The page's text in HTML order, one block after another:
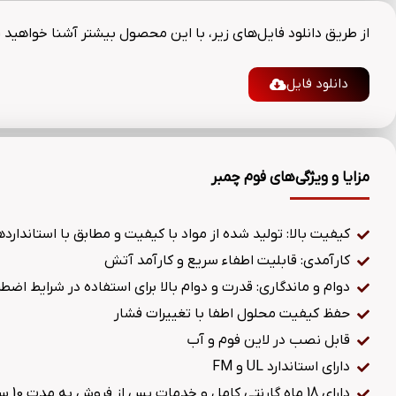
از طریق دانلود فایل‌های زیر، با این محصول بیشتر آشنا
دانلود فایل
مزایا و ویژگی‌های فوم چمبر
کیفیت بالا: تولید شده از مواد با کیفیت و مطابق با
کارآمدی: قابلیت اطفاء سریع و کارآمد آتش
دوام و ماندگاری: قدرت و دوام بالا برای استفاده در شرایط
حفظ کیفیت محلول اطفا با تغییرات فشار
قابل نصب در لاین فوم و آب
دارای استاندارد UL و FM